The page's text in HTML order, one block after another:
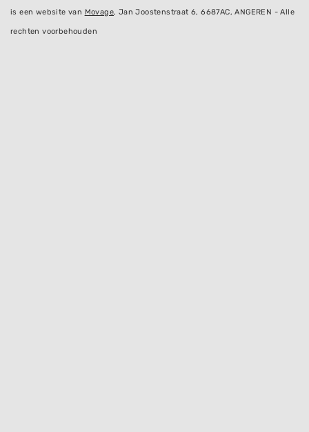
is een website van Movage, Jan Joostenstraat 6, 6687AC, ANGEREN - Alle
rechten voorbehouden